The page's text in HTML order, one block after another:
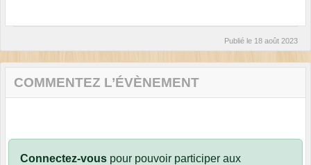
Publié le 18 août 2023
COMMENTEZ L’ÉVÈNEMENT
Connectez-vous pour pouvoir participer aux